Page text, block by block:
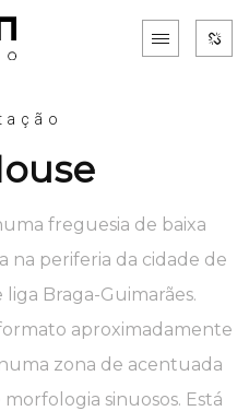
freguesia de baixa
na periferia da cidade de
Braga-Guimarães.
aproximadamente
zona de acentuada
sinuosos. Está